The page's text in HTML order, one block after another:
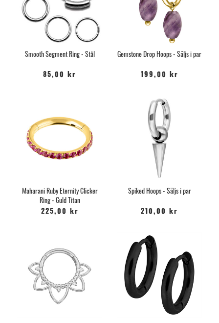
Smooth Segment Ring - Stål
85,00 kr
Gemstone Drop Hoops - Säljs i par
199,00 kr
Maharani Ruby Eternity Clicker
Ring - Guld Titan
225,00 kr
Spiked Hoops - Säljs i par
210,00 kr